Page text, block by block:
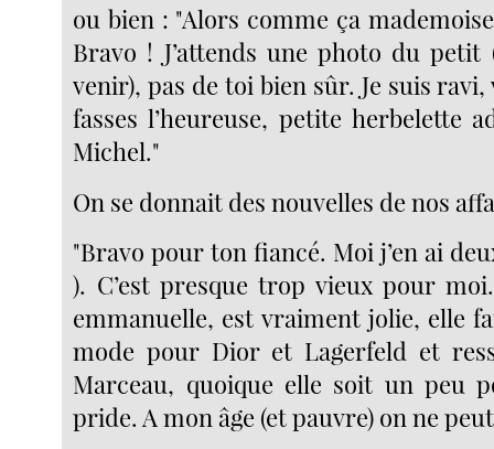
ou bien : "Alors comme ça
Bravo ! J’attends une photo du
venir), pas de toi bien sûr. Je suis
fasses l’heureuse, petite herbelette
Michel."
On se donnait des nouvelles de nos
"Bravo pour ton fiancé. Moi j’en ai
). C’est presque trop vieux pour
emmanuelle, est vraiment jolie, elle
mode pour Dior et Lagerfeld et
Marceau, quoique elle soit un peu
pride. A mon âge (et pauvre) on ne